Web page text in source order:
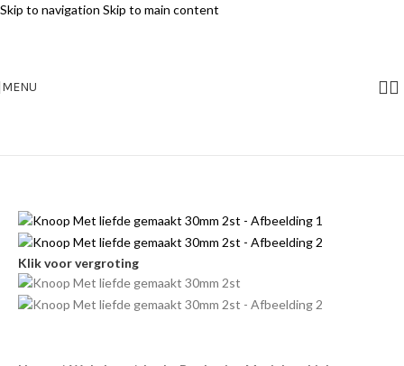
Skip to navigation Skip to main content
MENU
Klik voor vergroting